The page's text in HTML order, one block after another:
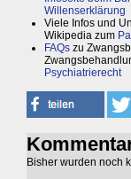
Willenserklärung
Viele Infos und
Wikipedia zum
FAQs zu
Psychiatrierecht
Bisher wurden noch